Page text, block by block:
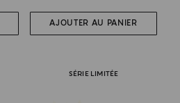
AJOUTER AU PANIER
SÉRIE LIMITÉE